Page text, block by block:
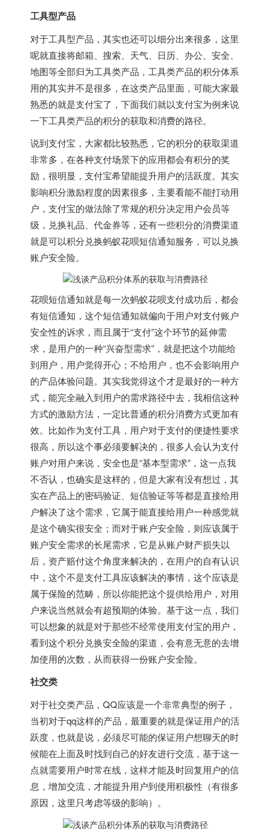
工具型产品
对于工具型产品，其实也还可以细分出来很多，这里
呢就直接将邮箱、搜索、天气、日历、办公、安全、
地图等全部归为工具类产品，工具类产品的积分体系
用的其实并不是很多，在这类产品里面，可能大家最
熟悉的就是支付宝了，下面我们就以支付宝为例来说
一下工具类产品的积分的获取和消费的路径。
说到支付宝，大家都比较熟悉，它的积分的获取渠道
非常多，在各种支付场景下的应用都会有积分的奖
励，很明显，支付宝希望能提升用户的活跃度。其实
影响积分激励程度的因素很多，主要看能不能打动用
户，支付宝的做法除了常规的积分决定用户会员等
级，兑换礼品、代金券等，还有一些积分的消费渠道
就是可以积分兑换蚂蚁花呗短信通知服务，可以兑换
账户安全险。
花呗短信通知就是每一次蚂蚁花呗支付成功后，都会
有短信通知，这个短信通知就偏向于用户对支付账户
安全性的诉求，而且属于“支付”这个环节的延伸需
求，是用户的一种“兴奋型需求”，就是把这个功能给
到用户，用户觉得开心；不给用户，也不会影响用户
的产品体验问题。其实我觉得这个才是最好的一种方
式，能完全融入到用户的需求路径中去，我相信这种
方式的激励方法，一定比普通的积分消费方式更加有
效。比如作为支付工具，用户对于支付的便捷性要求
很高，所以这个事必须要解决的，很多人会认为支付
账户对用户来说，安全也是“基本型需求”，这一点我
不否认，也确实是这样的，但是大家有没有想过，其
实在产品上的密码验证、短信验证等等都是直接给用
户解决了这个需求，它属于能直接给用户一种感觉就
是这个确实很安全；而对于账户安全险，则应该属于
账户安全需求的长尾需求，它是从账户财产损失以
后，资产赔付这个角度来解决的，在用户的自有认识
中，这个不是支付工具应该解决的事情，这个应该是
属于保险的范畴，所以你能把这个提供给用户，对用
户来说当然就会有超预期的体验。基于这一点，我们
可以想象的就是对于那些不经常使用支付宝的用户，
看到这个积分兑换安全险的渠道，会有意无意的去增
加使用的次数，从而获得一份账户安全险。
社交类
对于社交类产品，QQ应该是一个非常典型的例子，
当初对于qq这样的产品，最重要的就是保证用户的活
跃度，也就是说，必须尽可能的保证用户想聊天的时
候能在上面及时找到自己的好友进行交流，基于这一
点就需要用户时常在线，这样才能及时回复用户的信
息，增加交流，才能提升用户到使用积极性（有很多
原因，这里只考虑等级的影响）。